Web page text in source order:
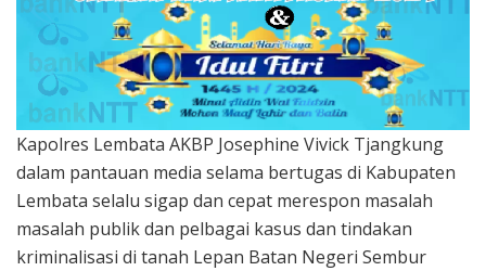
Kapolres Lembata AKBP Josephine Vivick Tjangkung
dalam pantauan media selama bertugas di Kabupaten
Lembata selalu sigap dan cepat merespon masalah
masalah publik dan pelbagai kasus dan tindakan
kriminalisasi di tanah Lepan Batan Negeri Sembur